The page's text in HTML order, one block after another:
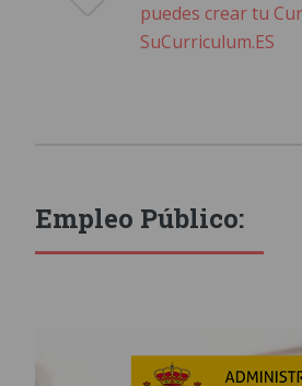
puedes crear tu
SuCurriculum.ES
Empleo Público: